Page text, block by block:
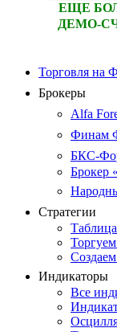
ЕЩЕ
ДЕМО-
Торговля на
Брокеры
Alfa
Финам
БКС-
Брокер
Стратегии
Индикаторы
Все